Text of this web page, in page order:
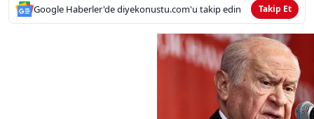
Google Haberler'de diyekonustu.com'u takip edin Takip Et